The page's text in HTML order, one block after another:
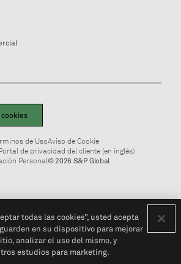
de UsoAviso de Cookie
de privacidad del cliente (en inglés)
Personal© 2026 S&P Global
todas las cookies”, usted acepta
en su dispositivo para mejorar
analizar el uso del mismo, y
estudios para marketing.